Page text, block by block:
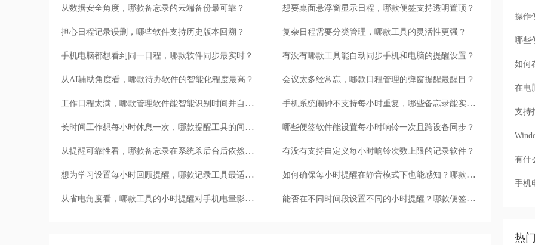
从数据安全角度，哪款备忘录的云端备份最可靠？ 想要桌面悬浮窗显示日程，哪款便签支持透明置顶？
担心日程记录误删，哪些软件支持历史版本回溯？ 复杂日程需要分类管理，哪款工具的灵活性更强？
手机电脑都想看到同一日程，哪款软件同步最实时？ 有没有哪款工具能自动同步手机和电脑的提醒设置？
从AI辅助角度看，哪款待办软件的智能化程度最高？ 会议太多经常忘，哪款日程管理的弹窗提醒最醒目？
工作日程太满，哪款管理软件能智能识别时间并自动提醒？ 手机系统闹钟不支持每小时重复，哪些备忘录能实现？
长时间工作想每小时休息一次，哪款提醒工具的间隔提醒最稳定？ 哪些便签软件能设置每小时响铃一次且跨设备同步？
从提醒可靠性看，哪款备忘录在系统杀后台后依然能准时响铃？ 有没有支持自定义每小时响铃次数上限的记录软件？
想为学习设置每小时回顾提醒，哪款记录工具最适合？ 如何确保每小时提醒在静音模式下也能感知？哪款便签支持震动？
从省电角度看，哪款工具的小时提醒对手机电量影响最小？ 能否在不同时间段设置不同的小时提醒？哪款便签支持分段？
操作
哪些
如何
在电
支持
有什
手机
热